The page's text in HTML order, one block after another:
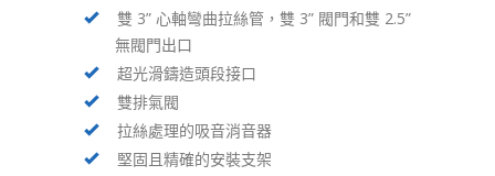
雙 3” 心軸彎曲拉絲管，雙 3” 閥門和雙 2.5”
無閥門出口
超光滑鑄造頭段接口
雙排氣閥
拉絲處理的吸音消音器
堅固且精確的安裝支架